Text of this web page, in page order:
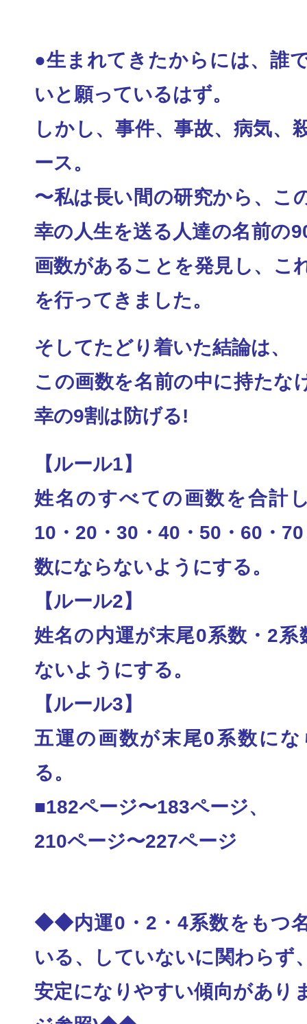
●生まれてきたからには、誰
いと願っているはず。
しかし、事件、事故、病気、
ース。
〜私は長い間の研究から、こ
幸の人生を送る人達の名前の
画数があることを発見し、こ
を行ってきました。
そしてたどり着いた結論は、
この画数を名前の中に持たな
幸の9割は防げる!
【ルール1】
姓名のすべての画数を合計
10・20・30・ 40・50・60・
数にならないようにする。
【ルール2】
姓名の内運が末尾0系数・2系
ないようにする。
【ルール3】
五運の画数が末尾0系数に
る。
■182ページ〜183ページ、
210ページ〜227ページ
◆◆内運0・2・4系数をもつ
いる、していないに関わらず
安定になりやすい傾向があり